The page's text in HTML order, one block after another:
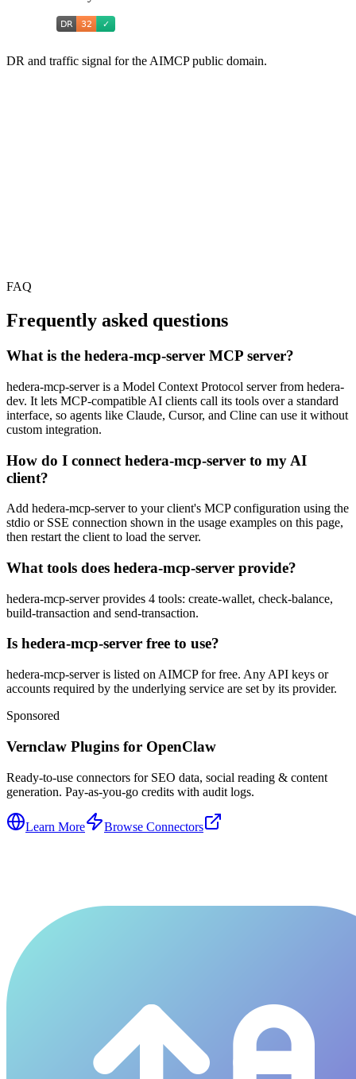
DR and traffic signal for the AIMCP public domain.
FAQ
Frequently asked questions
What is the hedera-mcp-server MCP server?
hedera-mcp-server is a Model Context Protocol server from hedera-
dev. It lets MCP-compatible AI clients call its tools over a standard
interface, so agents like Claude, Cursor, and Cline can use it without
custom integration.
How do I connect hedera-mcp-server to my AI
client?
Add hedera-mcp-server to your client's MCP configuration using the
stdio or SSE connection shown in the usage examples on this page,
then restart the client to load the server.
What tools does hedera-mcp-server provide?
hedera-mcp-server provides 4 tools: create-wallet, check-balance,
build-transaction and send-transaction.
Is hedera-mcp-server free to use?
hedera-mcp-server is listed on AIMCP for free. Any API keys or
accounts required by the underlying service are set by its provider.
Sponsored
Vernclaw Plugins for OpenClaw
Ready-to-use connectors for SEO data, social reading & content
generation. Pay-as-you-go credits with audit logs.
Learn More Browse Connectors